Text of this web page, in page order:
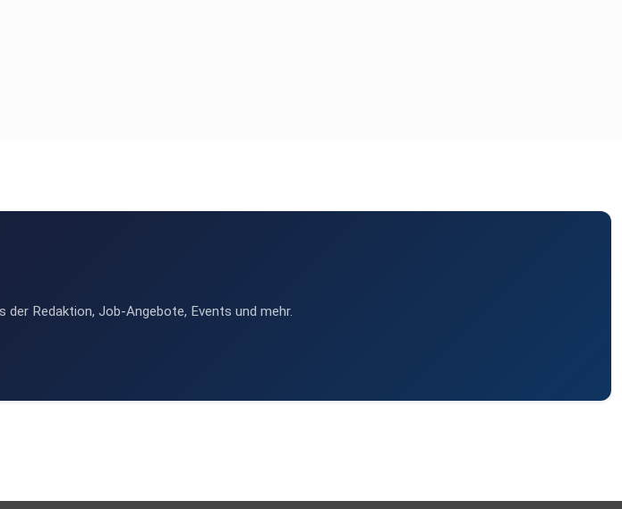
Redaktion, Job-Angebote, Events und mehr.